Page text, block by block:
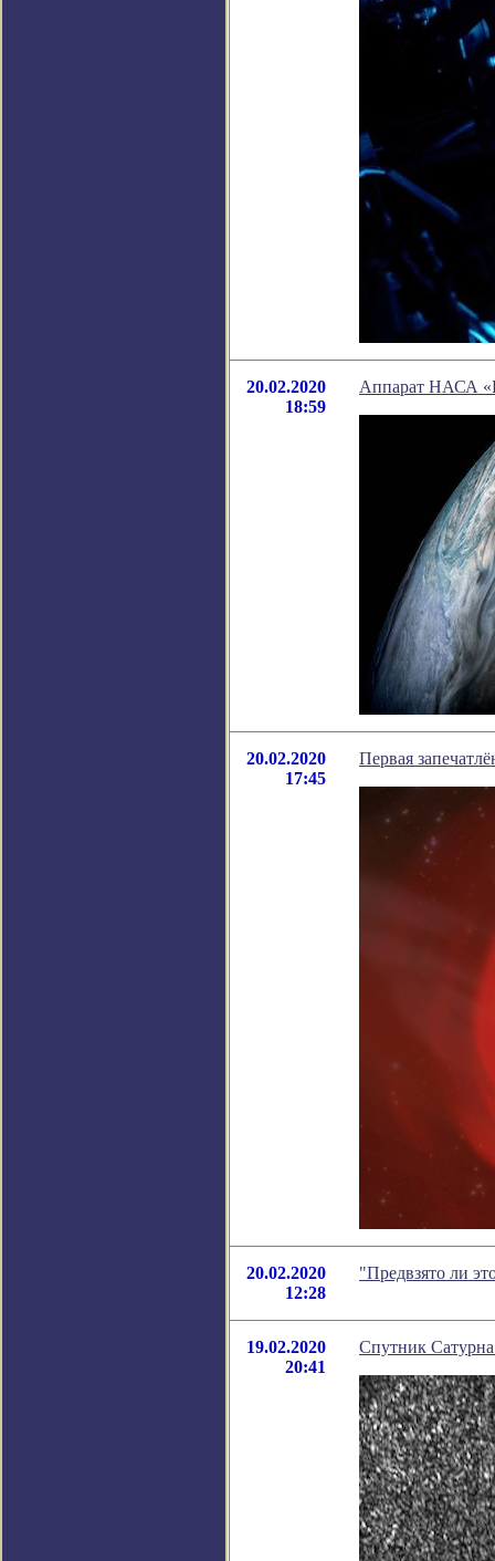
20.02.2020
18:59
Аппарат НАСА
20.02.2020
17:45
Первая
20.02.2020
12:28
"Предвзято ли
19.02.2020
20:41
Спутник